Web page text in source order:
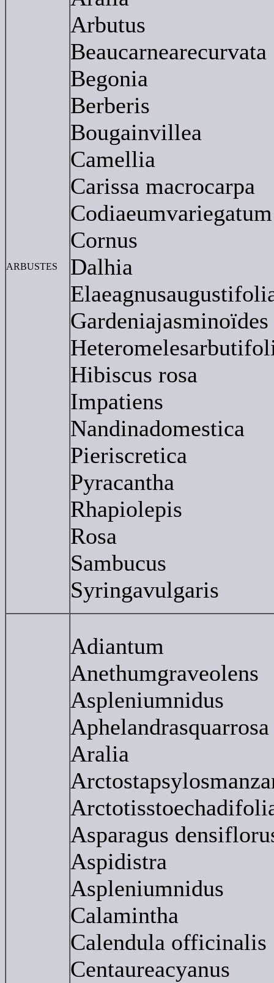
ARBUSTES
Arbutus
Beaucarnearecurvata
Begonia
Berberis
Bougainvillea
Camellia
Carissa macrocarpa
Codiaeumvariegatum
Cornus
Dalhia
Gardeniajasminoïdes
Hibiscus rosa
Impatiens
Nandinadomestica
Pieriscretica
Pyracantha
Rhapiolepis
Rosa
Sambucus
Syringavulgaris
Adiantum
Anethumgraveolens
Aspleniumnidus
Aphelandrasquarrosa
Aralia
Asparagus
Aspidistra
Aspleniumnidus
Calamintha
Calendula officinalis
Centaureacyanus